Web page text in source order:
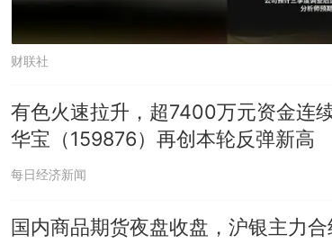
财联社
有色火速拉升，超7400万元资金连
华宝（159876）再创本轮反弹新高
每日经济新闻
国内商品期货夜盘收盘，沪银主力合